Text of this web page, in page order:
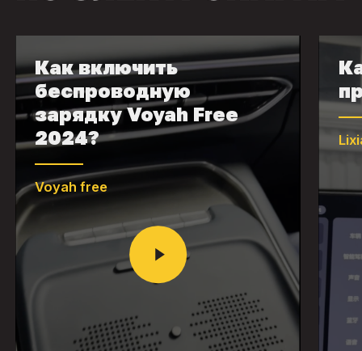
Как включить
беспроводную
зарядку Voyah Free
2024?
Voyah free